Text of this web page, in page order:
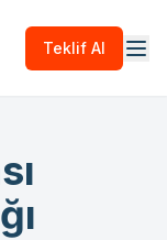
Teklif Al